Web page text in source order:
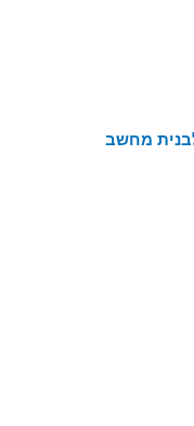
מחשב